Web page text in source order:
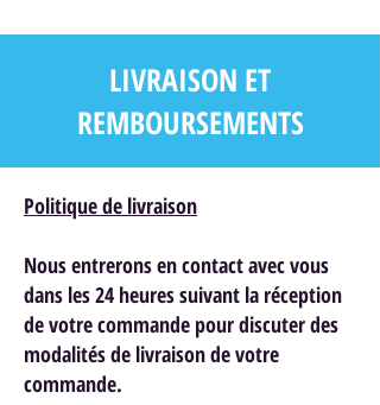
LIVRAISON ET
REMBOURSEMENTS
Politique de livraison
Nous entrerons en contact avec vous
dans les 24 heures suivant la réception
de votre commande pour discuter des
modalités de livraison de votre
commande.